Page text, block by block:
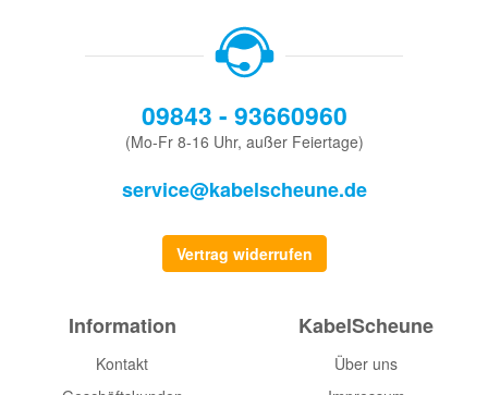
09843 - 93660960
(Mo-Fr 8-16 Uhr, außer Feiertage)
service@kabelscheune.de
Vertrag widerrufen
Information
Kontakt
KabelScheune
Über uns